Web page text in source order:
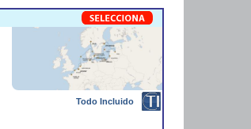
Todo Incluido